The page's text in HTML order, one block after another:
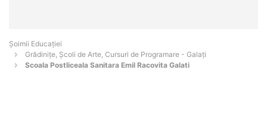
Șoimii Educației
Grădinițe, Școli de Arte, Cursuri de Programare - Galaţi
Scoala Postliceala Sanitara Emil Racovita Galati